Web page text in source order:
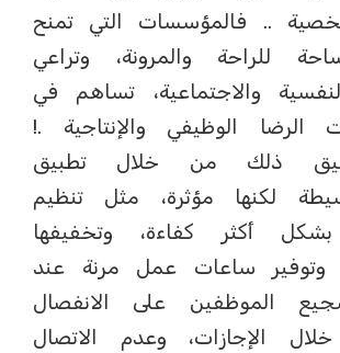
.. فالمؤسسات التي تمنح
للراحة والمرونة، وتراعي
والاجتماعية، تساهم في
الرضا الوظيفي والإنتاجية .!
ذلك من خلال تطبيق
لكنها مؤثرة، مثل تنظيم
بشكل أكثر كفاءة، وتخفيفها
وتوفير ساعات عمل مرنة عند
الموظفين على الانفصال
الإجازات، وعدم الاتصال